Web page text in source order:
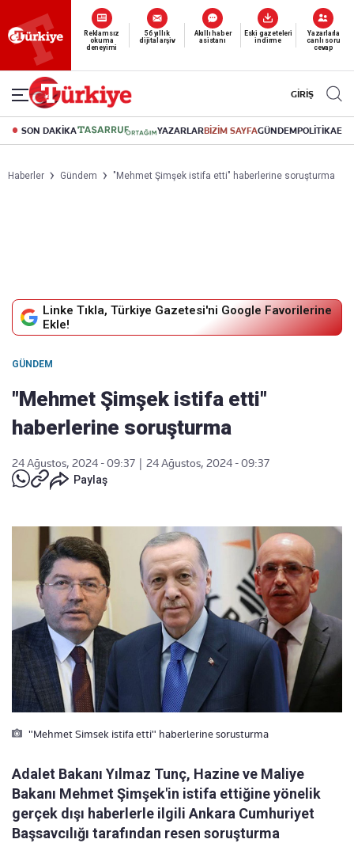
Reklamsız
deneyimi
56 yıllık
dijital arşiv
Akıllı haber Eski gazeteleri
indirme
Yazarlarla
cevap
Yeni nesil dijital
abonelik 19 TL’den başlayan fiyatlarla.
GİRİŞ
SON DAKİKA YAZARLARBİZİM SAYFAGÜNDEMPOLİTİKA
Haberler Gündem "Mehmet Şimşek istifa etti" haberlerine soruşturma
Linke Tıkla, Türkiye Gazetesi'ni Google Favorilerine
Ekle!
GÜNDEM
"Mehmet Şimşek istifa etti"
haberlerine soruşturma
24 Ağustos, 2024 - 09:37
24 Ağustos, 2024 - 09:37
Paylaş
"Mehmet Simsek istifa etti" haberlerine sorusturma
Adalet Bakanı Yılmaz Tunç, Hazine ve Maliye
Bakanı Mehmet Şimşek'in istifa ettiğine yönelik
gerçek dışı haberlerle ilgili Ankara Cumhuriyet
Başsavcılığı tarafından resen soruşturma